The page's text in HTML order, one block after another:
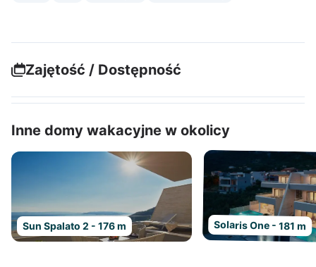
Zajętość / Dostępność
Inne domy wakacyjne w okolicy
Sun Spalato 2 - 176 m Solaris One - 181 m